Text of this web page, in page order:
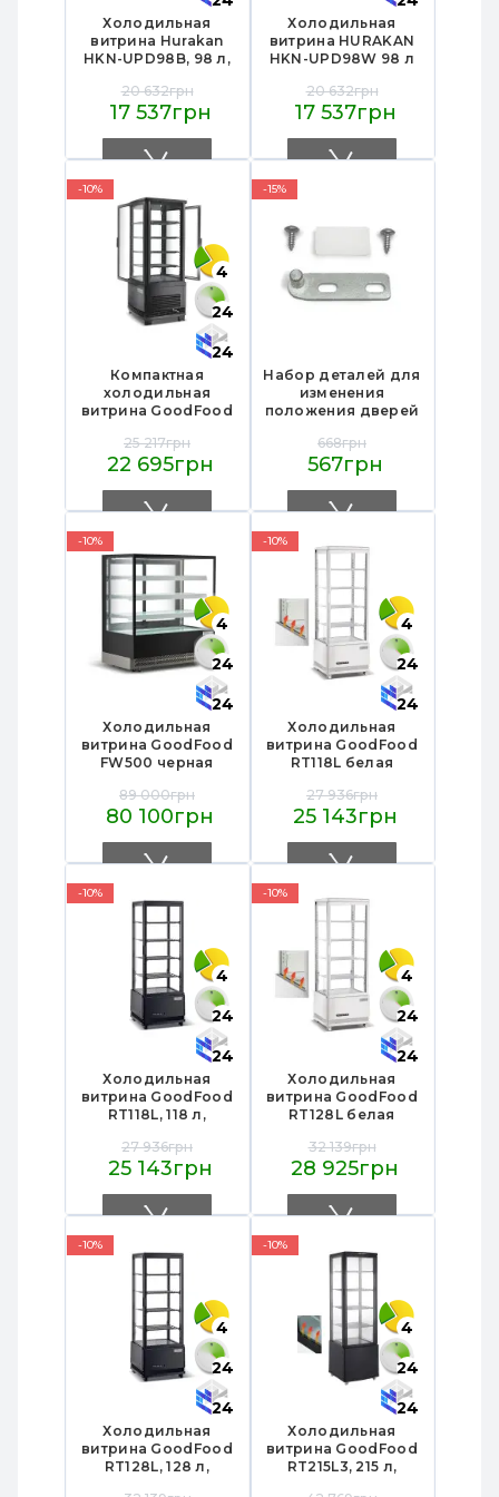
Холодильная
витрина Hurakan
HKN-UPD98B, 98 л,
цифр. терм., по авт.
отт., подв. стекло 4
мм, черная, для
магаз.
20 632грн
17 537грн
Холодильная
витрина HURAKAN
HKN-UPD98W 98 л
автоотт. подв. 4-
стр. стекло 4 регул.
447×400×1119мм для
магазинов
20 632грн
17 537грн
-10%
4
24
24
Компактная
холодильная
витрина GoodFood
черная,
двухстороннее
подсветка,
автооттаивание
25 217грн
22 695грн
-15%
Набор деталей для
изменения
положения дверей
GoodFood RT
(RT58L, RT68L,
комплект для
ремонта и
регулировки
668грн
567грн
-10%
4
24
24
Холодильная
витрина GoodFood
FW500 черная
89 000грн
80 100грн
-10%
4
24
24
Холодильная
витрина GoodFood
RT118L белая
27 936грн
25 143грн
-10%
4
24
24
Холодильная
витрина GoodFood
RT118L, 118 л,
подсветка,
автооттаивание,
охлаждение, для
напитков и
кондитерских
изделий
27 936грн
25 143грн
-10%
4
24
24
Холодильная
витрина GoodFood
RT128L белая
32 139грн
28 925грн
-10%
4
24
24
Холодильная
витрина GoodFood
RT128L, 128 л,
-10%
4
24
24
Холодильная
витрина GoodFood
RT215L3, 215 л,